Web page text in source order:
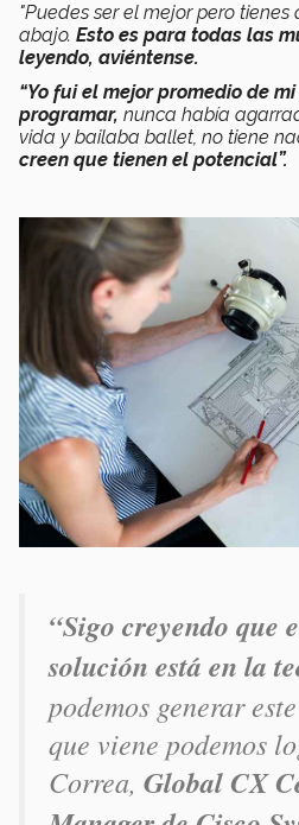
"Puedes ser el mejor pero
abajo. Esto es para todas las
leyendo, aviéntense.
“Yo fui el mejor promedio de
programar, nunca había
vida y bailaba ballet, no tiene
creen que tienen el potencial”.
“Sigo creyendo que
solución está en la
podemos generar
que viene podemos
Correa, Global CX